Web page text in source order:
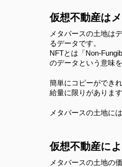
仮想不動産は
メタバースの土地は
るデータです。
NFTとは「Non-
のデータという意味
簡単にコピーができ
給量に限りがあります
メタバースの土地に
仮想不動産に
メタバースの土地の